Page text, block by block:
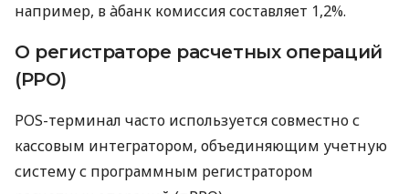
например, в àбанк комиссия составляет 1,2%.
О регистраторе расчетных операций
(РРО)
POS-терминал часто используется совместно с
кассовым интегратором, объединяющим учетную
систему с программным регистратором